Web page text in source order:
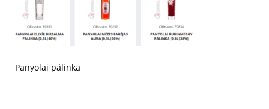
Panyolai pálinka